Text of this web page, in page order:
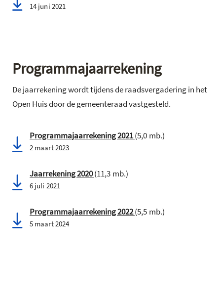
14 juni 2021
Programmajaarrekening
De jaarrekening wordt tijdens de raadsvergadering in het
Open Huis door de gemeenteraad vastgesteld.
Programmajaarrekening 2021(5,0 mb.)
2 maart 2023
Jaarrekening 2020(11,3 mb.)
6 juli 2021
Programmajaarrekening 2022(5,5 mb.)
5 maart 2024